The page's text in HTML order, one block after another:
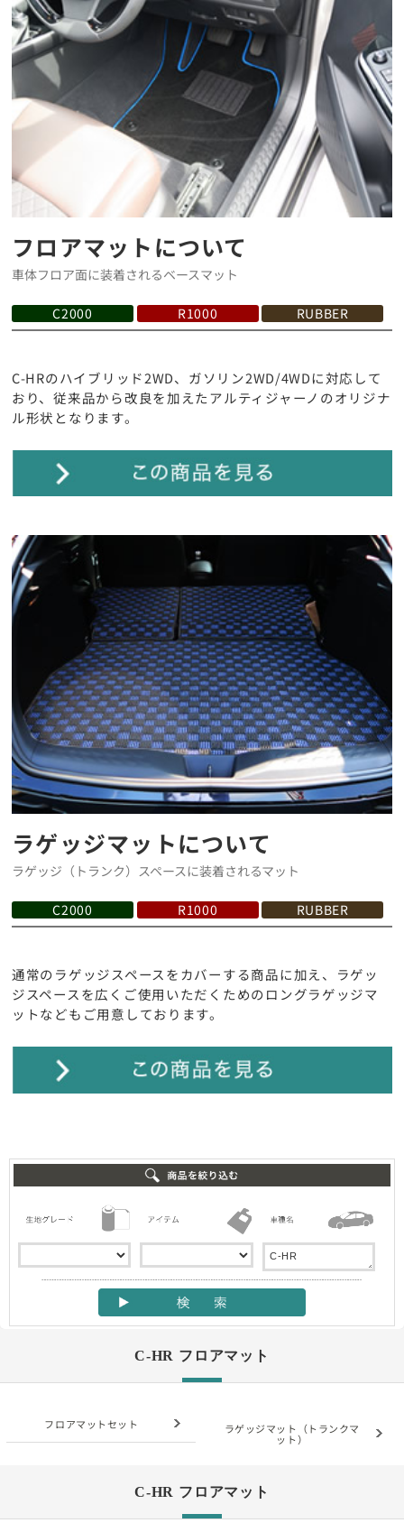
フロアマットについて
車体フロア面に装着されるベースマット
C2000 R1000 RUBBER
C-HRのハイブリッド2WD、ガソリン2WD/4WDに対応して
おり、従来品から改良を加えたアルティジャーノのオリジナ
ル形状となります。
ラゲッジマットについて
ラゲッジ（トランク）スペースに装着されるマット
C2000 R1000 RUBBER
通常のラゲッジスペースをカバーする商品に加え、ラゲッ
ジスペースを広くご使用いただくためのロングラゲッジマ
ットなどもご用意しております。
C-HR フロアマット
フロアマットセット ラゲッジマット（トランクマ
ット）
C-HR フロアマット